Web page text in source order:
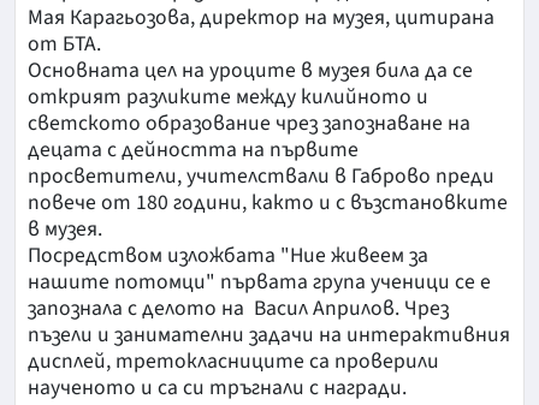
Мая Карагьозова, директор на музея, цитирана
от БТА.
Основната цел на уроците в музея била да се
открият разликите между килийното и
светското образование чрез запознаване на
децата с дейността на първите
просветители, учителствали в Габрово преди
повече от 180 години, както и с възстановките
в музея.
Посредством изложбата "Ние живеем за
нашите потомци" първата група ученици се е
запознала с делото на Васил Априлов. Чрез
пъзели и занимателни задачи на интерактивния
дисплей, третокласниците са проверили
наученото и са си тръгнали с награди.